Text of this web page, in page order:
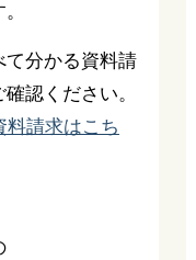
て分かる資料請
認ください。
料請求はこち